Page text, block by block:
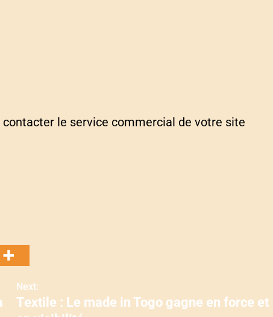
le service commercial de votre site
Next:
Textile : Le made in Togo gagne en force et